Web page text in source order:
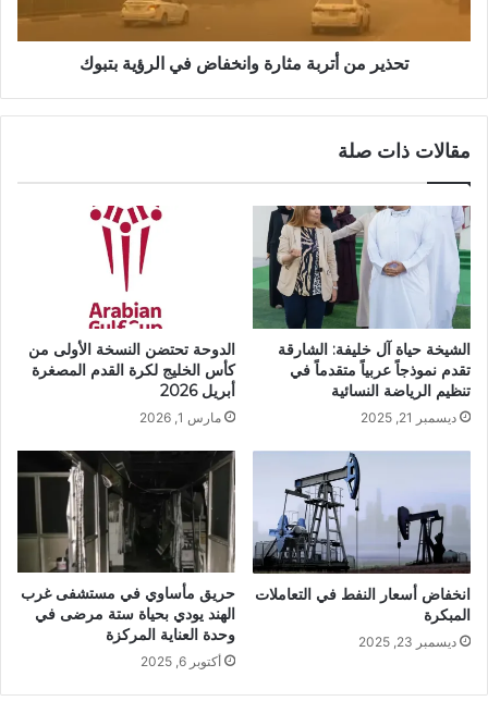
تحذير من أتربة مثارة وانخفاض في الرؤية بتبوك
مقالات ذات صلة
الشيخة حياة آل خليفة: الشارقة
تقدم نموذجاً عربياً متقدماً في
تنظيم الرياضة النسائية
ديسمبر 21, 2025
الدوحة تحتضن النسخة الأولى من
كأس الخليج لكرة القدم المصغرة
أبريل 2026
مارس 1, 2026
انخفاض أسعار النفط في التعاملات
المبكرة
ديسمبر 23, 2025
حريق مأساوي في مستشفى غرب
الهند يودي بحياة ستة مرضى في
وحدة العناية المركزة
أكتوبر 6, 2025